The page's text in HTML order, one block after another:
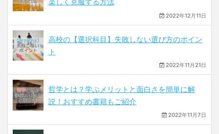
2022年12月11日
高校の【選択科目】失敗しない選び方のポイン
ト
2022年11月21日
哲学とは？学ぶメリットと面白さを簡単に解
説！おすすめ書籍もご紹介
2022年11月7日